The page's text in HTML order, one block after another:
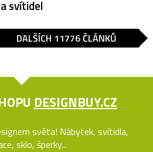
a svítidel
DALŠÍCH 11776 ČLÁNKŮ
DESIGNBUY.CZ
světa! Nábytek, svítidla,
sklo, šperky...